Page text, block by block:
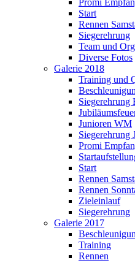
Promi
Start
Rennen
Siegerehrung
Team und
Diverse Fotos
Galerie 2018
Training und
Siegerehrung
Junioren WM
Siegerehrung
Promi
Start
Rennen
Rennen
Zieleinlauf
Siegerehrung
Galerie 2017
Training
Rennen